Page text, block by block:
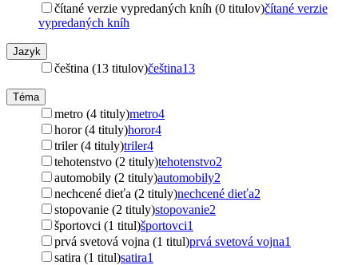
čítané verzie vypredaných kníh (0 titulov)čítané verzie
vypredaných kníh
Jazyk
čeština (13 titulov)čeština13
Téma
metro (4 tituly)metro4
horor (4 tituly)horor4
triler (4 tituly)triler4
tehotenstvo (2 tituly)tehotenstvo2
automobily (2 tituly)automobily2
nechcené dieťa (2 tituly)nechcené dieťa2
stopovanie (2 tituly)stopovanie2
športovci (1 titul)športovci1
prvá svetová vojna (1 titul)prvá svetová vojna1
satira (1 titul)satira1